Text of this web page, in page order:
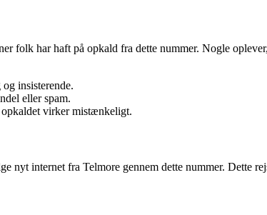
folk har haft på opkald fra dette nummer. Nogle
insisterende.
eller spam.
virker mistænkeligt.
nyt internet fra Telmore gennem dette nummer. Dette